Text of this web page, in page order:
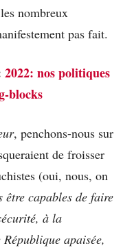
nombreux
pas fait.
2022: nos politiques
blocks
, penchons-nous sur
de froisser
(oui, nous, on
être capables de faire
à la
apaisée,